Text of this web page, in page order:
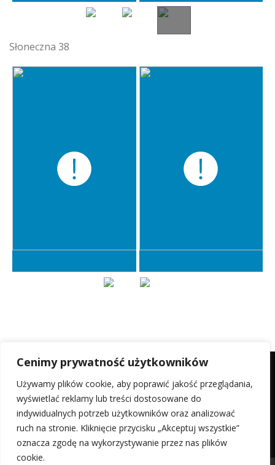
Cenimy prywatność użytkowników
Używamy plików cookie, aby poprawić jakość przeglądania,
wyświetlać reklamy lub treści dostosowane do
indywidualnych potrzeb użytkowników oraz analizować
ruch na stronie. Kliknięcie przycisku „Akceptuj wszystkie”
oznacza zgodę na wykorzystywanie przez nas plików
cookie.
Słoneczna 38
Razem odwiedzających: 2 986